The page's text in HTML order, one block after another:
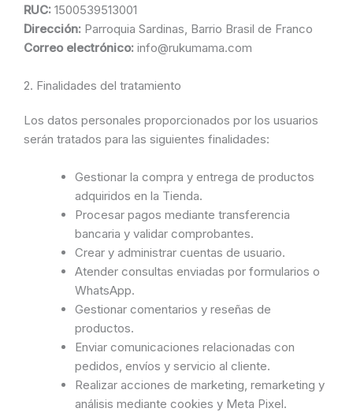
RUC: 1500539513001
Dirección: Parroquia Sardinas, Barrio Brasil de Franco
Correo electrónico: info@rukumama.com
2. Finalidades del tratamiento
Los datos personales proporcionados por los usuarios
serán tratados para las siguientes finalidades:
Gestionar la compra y entrega de productos
adquiridos en la Tienda.
Procesar pagos mediante transferencia
bancaria y validar comprobantes.
Crear y administrar cuentas de usuario.
Atender consultas enviadas por formularios o
WhatsApp.
Gestionar comentarios y reseñas de
productos.
Enviar comunicaciones relacionadas con
pedidos, envíos y servicio al cliente.
Realizar acciones de marketing, remarketing y
análisis mediante cookies y Meta Pixel.